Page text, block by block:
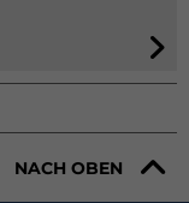
NACH OBEN